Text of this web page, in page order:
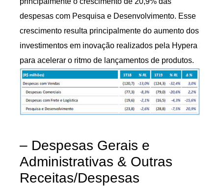
despesas com Pesquisa e Desenvolvimento. Esse
crescimento resulta principalmente do aumento dos
investimentos em inovação realizados pela Hypera
para acelerar o ritmo de lançamentos de produtos.
– Despesas Gerais e
Administrativas & Outras
Receitas/Despesas